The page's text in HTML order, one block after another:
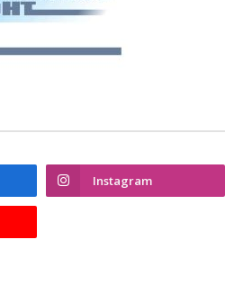
Instagram